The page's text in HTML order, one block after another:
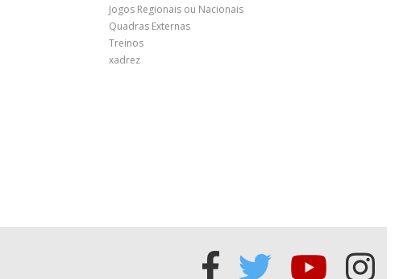
Jogos Regionais ou Nacionais
Quadras Externas
Treinos
xadrez
Acessar
Acessar